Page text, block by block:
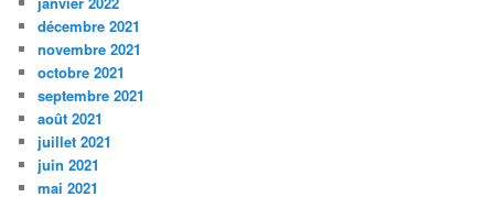
décembre 2021
novembre 2021
octobre 2021
septembre 2021
août 2021
juillet 2021
juin 2021
mai 2021